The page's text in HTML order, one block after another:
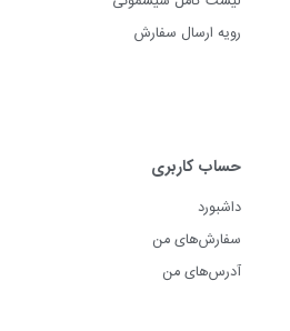
رویه ارسال سفارش
حساب کاربری
داشبورد
سفارش‌های من
آدرس‌های من